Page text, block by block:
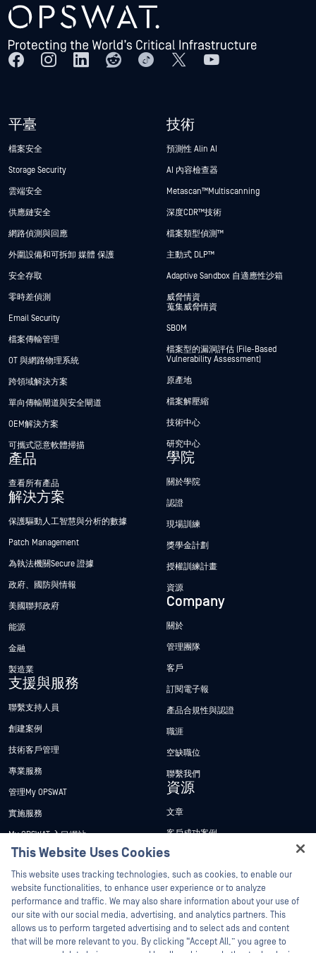
平臺
檔案安全
Storage Security
雲端安全
供應鏈安全
網路偵測與回應
外圍設備和可拆卸 媒體 保護
安全存取
零時差偵測
Email Security
檔案傳輸管理
OT 與網路物理系統
跨領域解決方案
單向傳輸閘道與安全閘道
OEM解決方案
可攜式惡意軟體掃描
產品
查看所有產品
解決方案
保護驅動人工智慧與分析的數據
Patch Management
為執法機關Secure 證據
政府、國防與情報
美國聯邦政府
能源
金融
製造業
支援與服務
聯繫支持人員
創建案例
技術客戶管理
專業服務
管理My OPSWAT
實施服務
My OPSWAT 入口網站
技術檔案
訓練
漏洞通報計畫
合作夥伴
認證
技術
預測性 Alin AI
AI 內容檢查器
Metascan™ Multiscanning
深度CDR™技術
檔案類型偵測™
主動式 DLP™
Adaptive Sandbox 自適應性沙箱
威脅情資
蒐集威脅情資
SBOM
檔案型的漏洞評估 (File-Based
Vulnerability Assessment)
原產地
檔案解壓縮
技術中心
研究中心
學院
關於學院
認證
現場訓練
獎學金計劃
授權訓練計畫
資源
Company
關於
管理團隊
客戶
訂閱電子報
產品合規性與認證
職涯
空缺職位
聯繫我們
資源
文章
客戶成功案例
新聞稿
新聞報導
網路研討會
產品型錄
This Website Uses Cookies
This website uses tracking technologies, such as cookies, to enable our
website functionalities, to enhance user experience or to analyze
performance and traffic. We may also share information about your use of
our site with our social media, advertising, and analytics partners. This
allows us to perform targeted advertising and to select ads and content
that will be more relevant to you. By clicking “Accept All,” you agree to
Hey there!
I'm Ozzy, your OPSWAT virtual assistant.
How can I help you secure what's critical
today?